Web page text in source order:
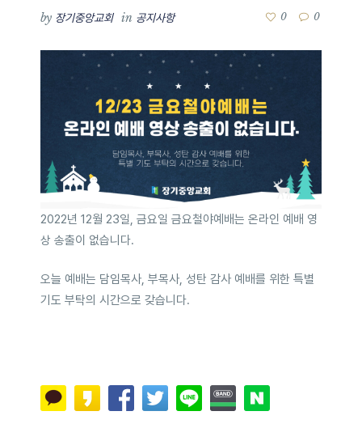
by 장기중앙교회 in 공지사항 0 0
2022년 12월 23일, 금요일 금요철야예배는 온라인 예배 영
상 송출이 없습니다.
오늘 예배는 담임목사, 부목사, 성탄 감사 예배를 위한 특별
기도 부탁의 시간으로 갖습니다.